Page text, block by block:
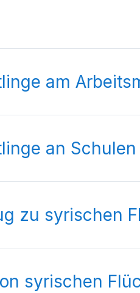
am
an Schulen
zu syrischen
syrischen